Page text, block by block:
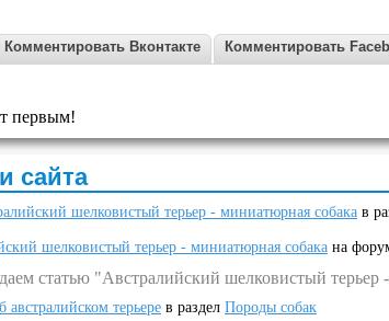
Комментировать Вконтакте Комментировать
первым!
сайта
шелковистый терьер - миниатюрная собака в
шелковистый терьер - миниатюрная собака на
статью "Австралийский шелковистый терьер
австралийском терьере в раздел Породы собак